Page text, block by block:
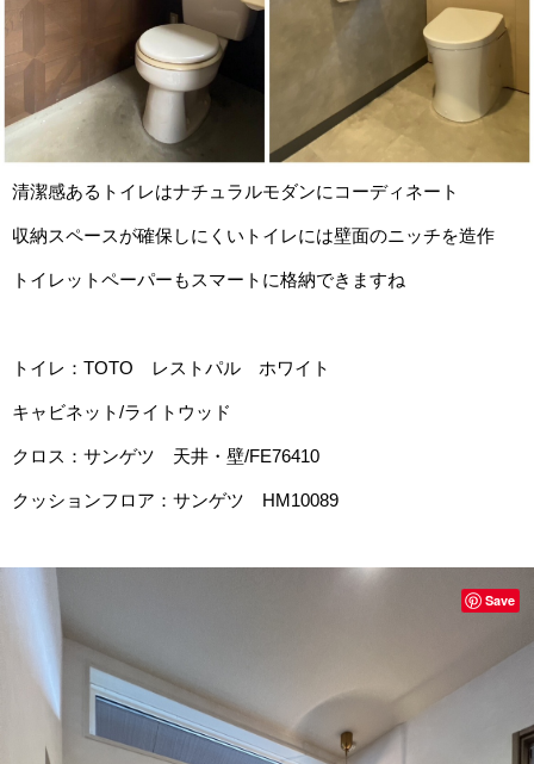
清潔感あるトイレはナチュラルモダンにコーディネート
収納スペースが確保しにくいトイレには壁面のニッチを造作
トイレットペーパーもスマートに格納できますね
トイレ：TOTO レストパル ホワイト
キャビネット/ライトウッド
クロス：サンゲツ 天井・壁/FE76410
クッションフロア：サンゲツ HM10089
Save